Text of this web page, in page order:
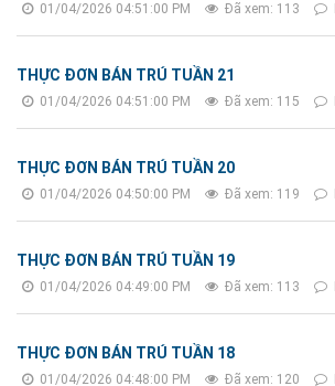
01/04/2026 04:51:00 PM Đã xem: 113
THỰC ĐƠN BÁN TRÚ TUẦN 21
01/04/2026 04:51:00 PM Đã xem: 115
THỰC ĐƠN BÁN TRÚ TUẦN 20
01/04/2026 04:50:00 PM Đã xem: 119
THỰC ĐƠN BÁN TRÚ TUẦN 19
01/04/2026 04:49:00 PM Đã xem: 113
THỰC ĐƠN BÁN TRÚ TUẦN 18
01/04/2026 04:48:00 PM Đã xem: 120